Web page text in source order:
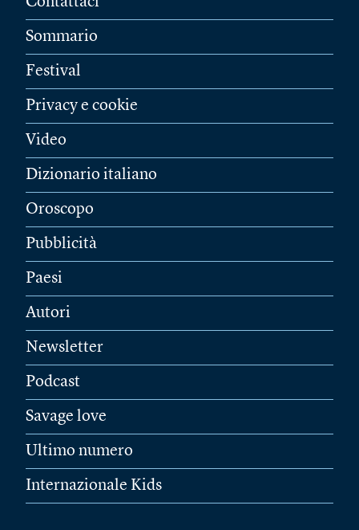
Sommario
Festival
Privacy e cookie
Video
Dizionario italiano
Oroscopo
Pubblicità
Paesi
Autori
Newsletter
Podcast
Savage love
Ultimo numero
Internazionale Kids